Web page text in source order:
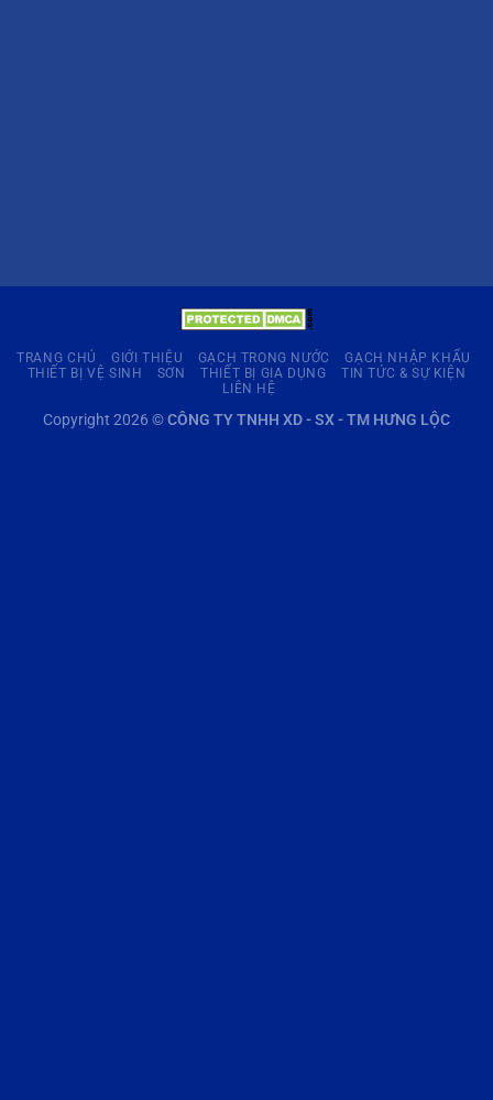
TRANG CHỦ GIỚI THIỆU GẠCH TRONG NƯỚC
GẠCH NHẬP KHẨU
THIẾT BỊ VỆ SINH
SƠN THIẾT BỊ GIA DỤNG
TIN TỨC & SỰ KIỆN
LIÊN HỆ
Copyright 2026 ©CÔNG TY TNHH XD - SX - TM HƯNG LỘC